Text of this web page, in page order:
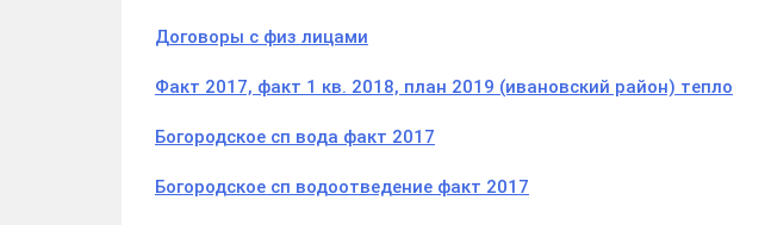
Договоры с физ лицами
Факт 2017, факт 1 кв. 2018, план 2019 (ивановский район) тепло
Богородское сп вода факт 2017
Богородское сп водоотведение факт 2017